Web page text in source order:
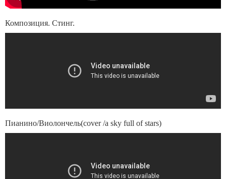
Композиция. Стинг.
Пианино/Виолончель(cover /a sky full of stars)